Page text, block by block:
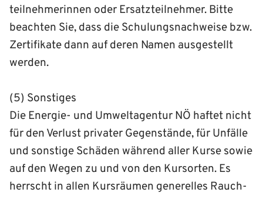
teilnehmerinnen oder Ersatzteilnehmer. Bitte
beachten Sie, dass die Schulungs­nachweise bzw.
Zertifikate dann auf deren Namen ausgestellt
werden.
(5) Sonstiges
Die Energie- und Umweltagentur NÖ haftet nicht
für den Verlust privater Gegenstände, für Unfälle
und sonstige Schäden während aller Kurse sowie
auf den Wegen zu und von den Kurs­orten. Es
herrscht in allen Kurs­räumen generelles Rauch­